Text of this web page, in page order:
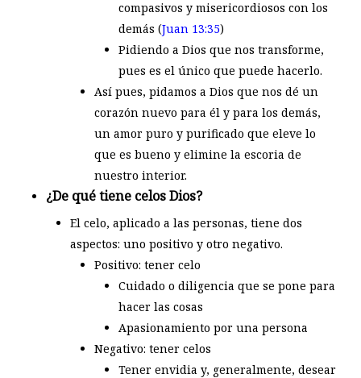
compasivos y misericordiosos con los
demás (Juan 13:35)
Pidiendo a Dios que nos transforme,
pues es el único que puede hacerlo.
Así pues, pidamos a Dios que nos dé un
corazón nuevo para él y para los demás,
un amor puro y purificado que eleve lo
que es bueno y elimine la escoria de
nuestro interior.
¿De qué tiene celos Dios?
El celo, aplicado a las personas, tiene dos
aspectos: uno positivo y otro negativo.
Positivo: tener celo
Cuidado o diligencia que se pone para
hacer las cosas
Apasionamiento por una persona
Negativo: tener celos
Tener envidia y, generalmente, desear